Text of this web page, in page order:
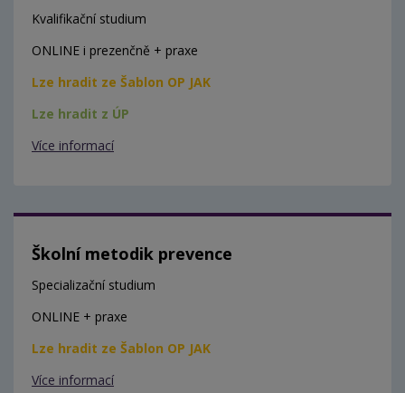
Kvalifikační studium
ONLINE i prezenčně + praxe
Lze hradit ze Šablon OP JAK
Lze hradit z ÚP
Více informací
Školní metodik prevence
Specializační studium
ONLINE + praxe
Lze hradit ze Šablon OP JAK
Více informací